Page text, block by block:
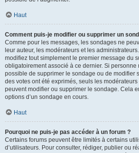
Haut
Comment puis-je modifier ou supprimer un
Comme pour les messages, les sondages ne
leur auteur, les modérateurs et les
modifiez tout simplement le premier message du
obligatoirement associé à ce dernier. Si personne
possible de supprimer le sondage ou de modifier
des votes ont été exprimés, seuls les
peuvent modifier ou supprimer le sondage. Cela
options d’un sondage en cours.
Haut
Pourquoi ne puis-je pas accéder à un forum ?
Certains forums peuvent être limités à certains
d’utilisateurs. Pour consulter, rédiger, publier ou